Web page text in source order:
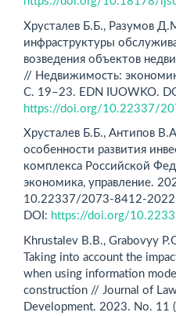
Хрусталев Б.Б., Разумов
инфраструктуры
возведения объектов
// Недвижимость:
С. 19–23. EDN IUOWKO.
https://doi.org/10.22337/
Хрусталев Б.Б., Антипов
особенности развития
комплекса Российской
экономика, управление.
10.22337/2073-8412-
DOI: https://doi.org/
Khrustalev B.B., Grabovyу
Taking into account the
when using information
construction // Journal of
Development. 2023. No. 11